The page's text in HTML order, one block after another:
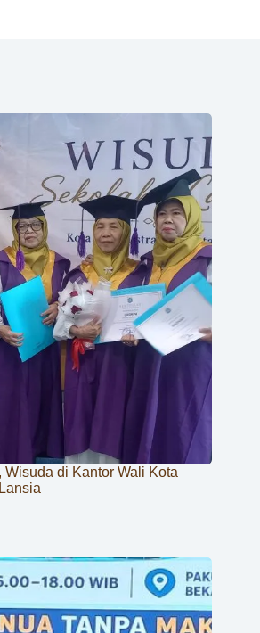
di Kantor Wali Kota